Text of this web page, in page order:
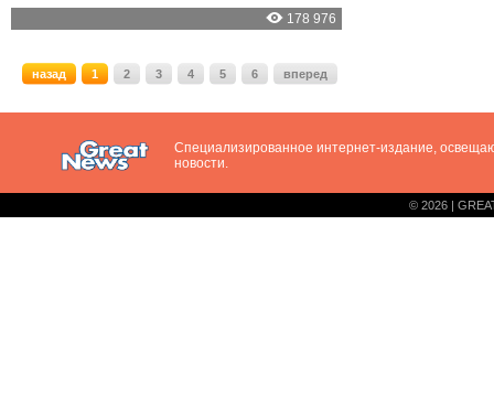
178 976
назад 1 2 3 4 5 6 вперед
Специализированное интернет-издание,
новости.
© 2026 |